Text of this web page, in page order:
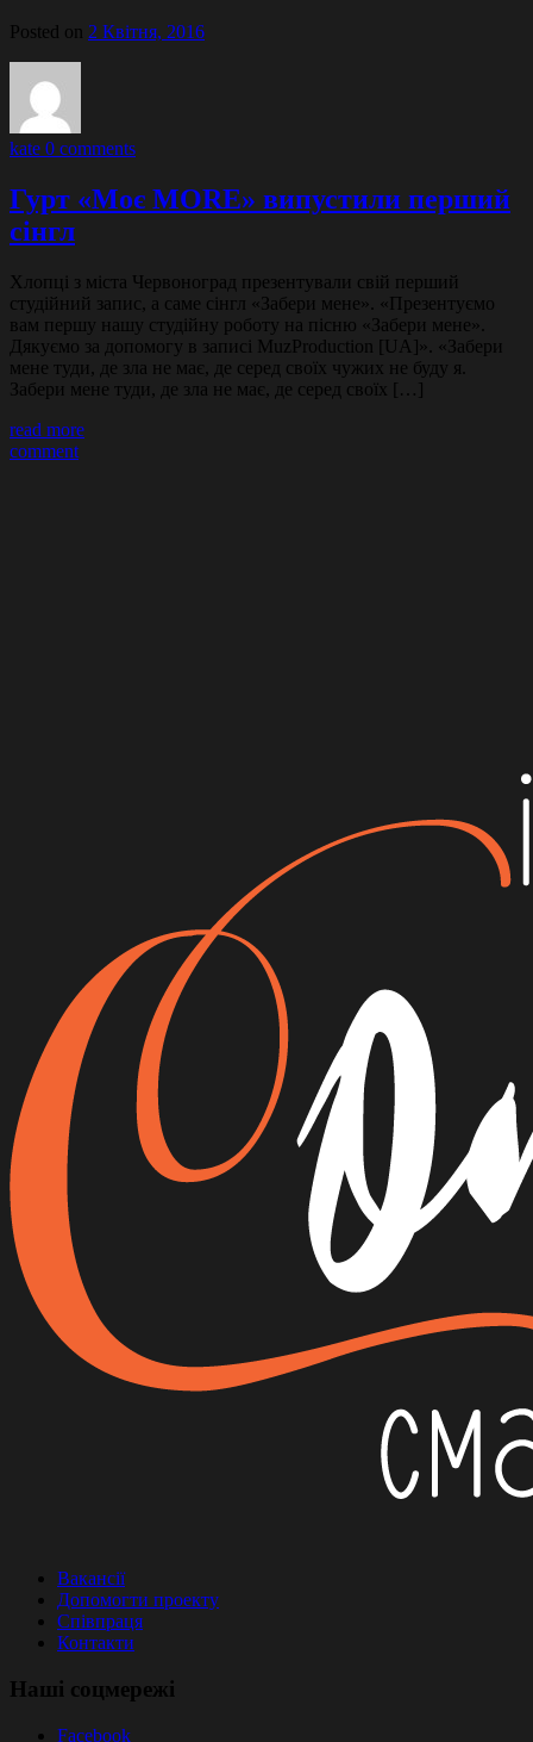
Posted on 2 Квітня, 2016
kate 0 comments
Гурт «Моє MORE» випустили перший
сiнгл
Хлопцi з мicта Червоноград презентували свій перший
студiйний запис, а саме сiнгл «Забери мене». «Презентуємо
вам першу нашу студійну роботу на пісню «Забери мене».
Дякуємо за допомогу в записі MuzProduction [UA]». «Забери
мене туди, де зла не має, де серед своïх чужих не буду я.
Забери мене туди, де зла не має, де серед своïх […]
read more
comment
Вакансії
Допомогти проекту
Співпраця
Контакти
Наші соцмережі
Facebook